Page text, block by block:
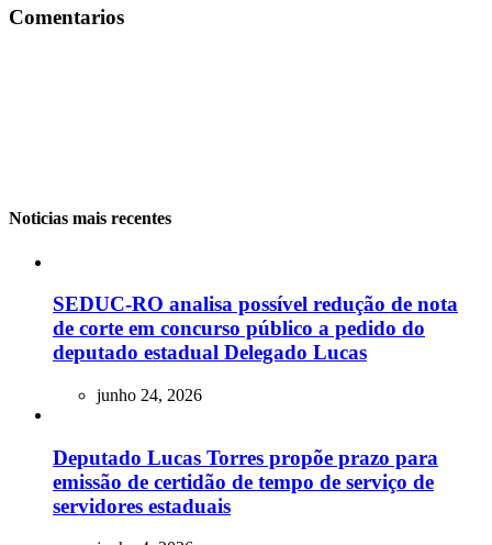
Comentarios
Noticias mais recentes
SEDUC-RO analisa possível redução de nota
de corte em concurso público a pedido do
deputado estadual Delegado Lucas
junho 24, 2026
Deputado Lucas Torres propõe prazo para
emissão de certidão de tempo de serviço de
servidores estaduais